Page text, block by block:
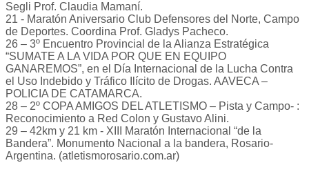
Segli Prof. Claudia Mamaní.
21 - Maratón Aniversario Club Defensores del Norte, Campo
de Deportes. Coordina Prof. Gladys Pacheco.
26 – 3º Encuentro Provincial de la Alianza Estratégica
“SUMATE A LA VIDA POR QUE EN EQUIPO
GANAREMOS”, en el Día Internacional de la Lucha Contra
el Uso Indebido y Tráfico Ilícito de Drogas. AAVECA –
POLICIA DE CATAMARCA.
28 – 2º COPA AMIGOS DEL ATLETISMO – Pista y Campo- :
Reconocimiento a Red Colon y Gustavo Alini.
29 – 42km y 21 km - XIII Maratón Internacional “de la
Bandera”. Monumento Nacional a la bandera, Rosario-
Argentina. (atletismorosario.com.ar)